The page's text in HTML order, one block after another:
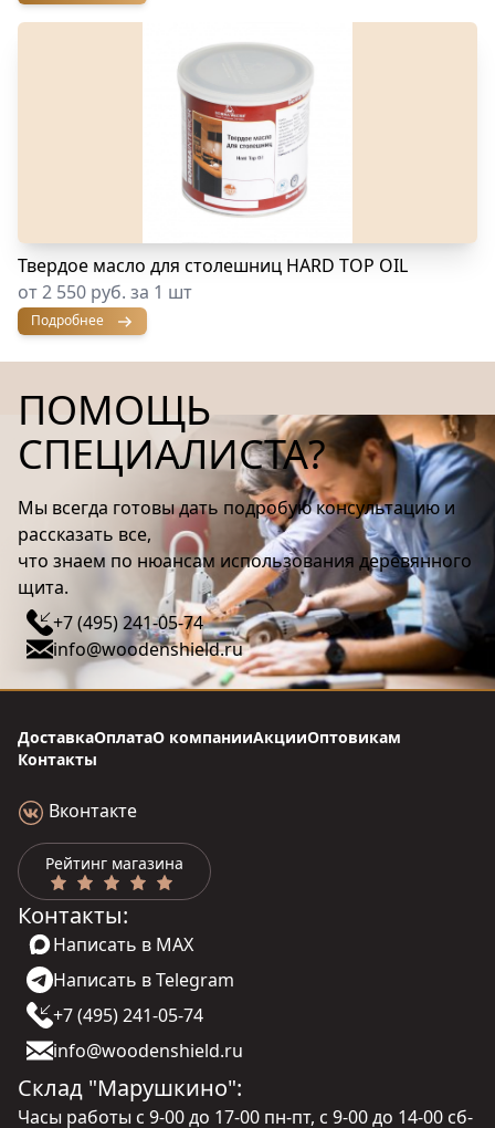
Твердое масло для столешниц HARD TOP OIL
от 2 550 руб. за 1 шт
Подробнее
ПОМОЩЬ
СПЕЦИАЛИСТА?
Мы всегда готовы дать подробую консультацию и
рассказать все,
что знаем по нюансам использования деревянного
щита.
+7 (495) 241-05-74
info@woodenshield.ru
ДоставкаОплатаО компанииАкцииОптовикам
Контакты
Вконтакте
Рейтинг магазина
Контакты:
Написать в MAX
Написать в Telegram
+7 (495) 241-05-74
info@woodenshield.ru
Склад "Марушкино":
Часы работы с 9-00 до 17-00 пн-пт, с 9-00 до 14-00 сб-